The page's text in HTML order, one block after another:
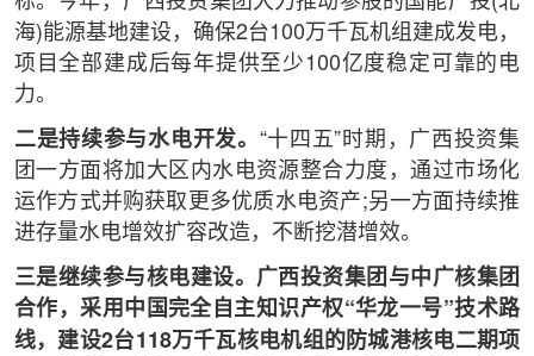
海)能源基地建设，确保2台100万千瓦机组建成发电，
项目全部建成后每年提供至少100亿度稳定可靠的电
力。
二是持续参与水电开发。 “十四五”时期，广西投资集
团一方面将加大区内水电资源整合力度，通过市场化
运作方式并购获取更多优质水电资产;另一方面持续推
进存量水电增效扩容改造，不断挖潜增效。
三是继续参与核电建设。广西投资集团与中广核集团
合作，采用中国完全自主知识产权“华龙一号”技术路
线，建设2台118万千瓦核电机组的防城港核电二期项